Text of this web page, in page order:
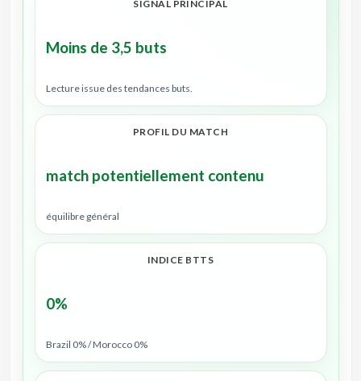
SIGNAL PRINCIPAL
Moins de 3,5 buts
Lecture issue des tendances buts.
PROFIL DU MATCH
match potentiellement contenu
équilibre général
INDICE BTTS
0%
Brazil 0% / Morocco 0%